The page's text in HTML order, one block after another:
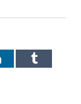
LinkedInTumblr